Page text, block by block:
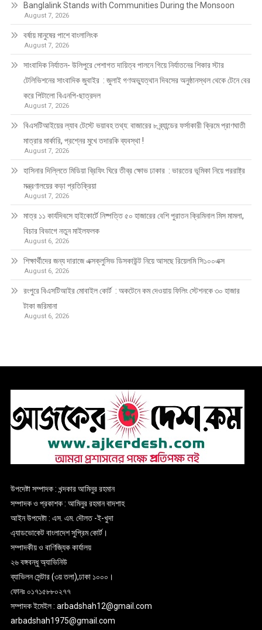
Banglalink Stands with Communities During the Monsoon
August 7, 2026
বর্ষায় মানুষের পাশে বাংলালিংক
August 7, 2026
সাংবাদিক নির্যাতন- উলিপুরে পেশাগত দায়িত্ব পালনে গিয়ে নির্যাতনের শিকার স্টার
টেলিভিশনের সাংবাদিক জুবাইর : জুলাই গণঅভ্যুত্থান দিবসের অনুষ্ঠানস্থল থেকে টেনে বের
করে পিটালো বিএনপি-ছাত্রদল
August 7, 2026
বিএসটিআইয়ের ল্যাব টেস্টে ভয়াবহ তথ্য: বাজারের ৮ ব্র্যান্ডের ফর্সাকারী ক্রিমে প্রাণঘাতী
মাত্রার মার্কারি, প্রশ্নের মুখে তদারকি ব্যবস্থা !
August 7, 2026
হাসিনার দিল্লিতে মিডিয়া ব্রিফিং ঘিরে তীব্র ক্ষোভ ঢাকার : ভারতের ভূমিকা নিয়ে পররাষ্ট্র
মন্ত্রণালয়ের কড়া প্রতিক্রিয়া
August 7, 2026
মাত্র ১১ কার্যদিবসে হাইকোর্টে নিষ্পত্তি ৫০ হাজারের বেশি পুরাতন ক্রিমিনাল মিস মামলা,
বিচার বিভাগে নতুন মাইলফলক
August 6, 2026
শিক্ষার্থীদের জন্য দারাজে এক্সক্লুসিভ ডিসকাউন্ট নিয়ে আসছে রিয়েলমি সি১০০এক্স
August 6, 2026
রংপুরে বিএসটিআইর মোবাইল কোর্ট : অকটেনে কম দেওয়ায় ফিলিং স্টেশনকে ৩০ হাজার
টাকা জরিমানা
August 6, 2026
উপদেষ্টা সম্পাদক : খন্দকার আমিনুর রহমান
সম্পাদক ও প্রকাশক : আমিনুর রহমান বাদশাহ
আইন উপদেষ্টা : এস. এম. দৌলত -ই-খুদা
এ্যাডভোকেট বাংলাদেশ সুপ্রিম কোর্ট।
সম্পাদকীয় ও বাণিজ্যিক কার্যালয়
২৬ বঙ্গবন্ধু অ্যাভিনিউ
ব্যাভিলন সেন্টার (৩য় তলা),ঢাকা ১০০০।
ফোনঃ ০১৭১৫৮৮০২৭৭
সম্পাদক ইমেইল : arbadshah12@gmail.com
arbadshah1975@gmail.com